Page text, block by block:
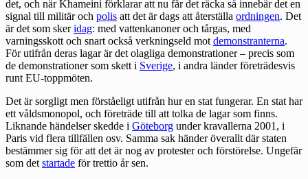
det, och när Khameini förklarar att nu får det räcka så innebär det en
signal till militär och polis att det är dags att återställa ordningen. Det
är det som skeridag: med vattenkanoner och tårgas, med
varningsskott och snart också verkningseld mot demonstranterna.
För utifrån deras lagar är det olagliga demonstrationer – precis som
de demonstrationer som skett i Sverige, i andra länder företrädesvis
runt EU-toppmöten.
Det är sorgligt men förståeligt utifrån hur en stat fungerar. En stat har
ett våldsmonopol, och företräde till att tolka de lagar som finns.
Liknande händelser skedde i Göteborg under kravallerna 2001, i
Paris vid flera tillfällen osv. Samma sak händer överallt där staten
bestämmer sig för att det är nog av protester och förstörelse. Ungefär
som det startade för trettio år sen.